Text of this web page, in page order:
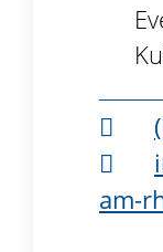
am-